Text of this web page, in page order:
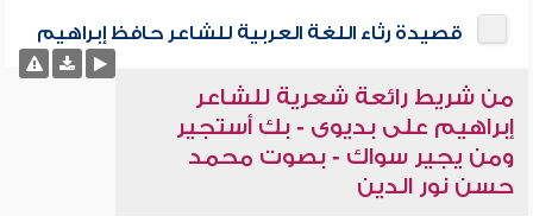
قصيدة رثاء اللغة العربية للشاعر حافظ إبراهيم
من شريط رائعة شعرية للشاعر
إبراهيم على بديوى - بك أستجير
ومن يجير سواك - بصوت محمد
حسن نور الدين